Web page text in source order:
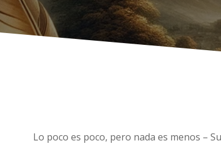
Lo poco es poco, pero nada es menos –